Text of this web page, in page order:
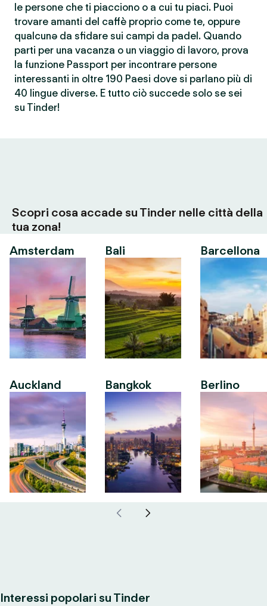
le persone che ti piacciono o a cui tu piaci. Puoi
trovare amanti del caffè proprio come te, oppure
qualcunə da sfidare sui campi da padel. Quando
parti per una vacanza o un viaggio di lavoro, prova
la funzione Passport per incontrare persone
interessanti in oltre 190 Paesi dove si parlano più di
40 lingue diverse. E tutto ciò succede solo se sei
su Tinder!
Scopri cosa accade su Tinder nelle città della
tua zona!
Amsterdam
Auckland
Bali
Bangkok
Barcellona
Berlino
Interessi popolari su Tinder